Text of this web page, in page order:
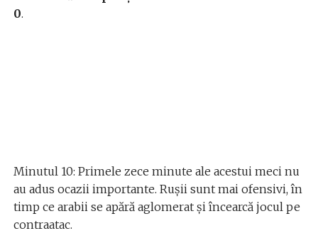
0.
Minutul 10: Primele zece minute ale acestui meci nu
au adus ocazii importante. Rușii sunt mai ofensivi, în
timp ce arabii se apără aglomerat și încearcă jocul pe
contraatac.